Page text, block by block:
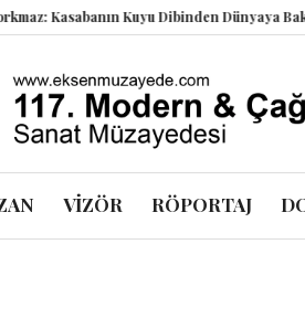
Kasabanın Kuyu Dibinden Dünyaya Bakmak!
VİZÖR RÖPORTAJ